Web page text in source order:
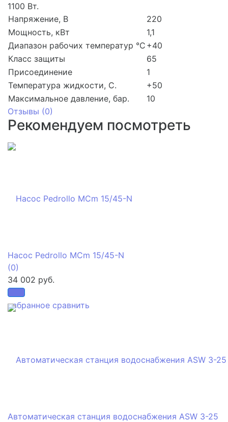
1100 Вт.
Напряжение, В
220
Мощность, кВт
1,1
Диапазон рабочих температур °C +40
Класс защиты
65
Присоединение
1
Температура жидкости, С.
+50
Максимальное давление, бар.
10
Отзывы (0)
Рекомендуем посмотреть
избранное сравнить
Насос Pedrollo MCm 15/45-N
(0)
34 002 руб.
Автоматическая станция водоснабжения ASW 3-25